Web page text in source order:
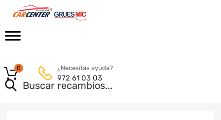
¿Necesitas ayuda?
972 61 03 03
0